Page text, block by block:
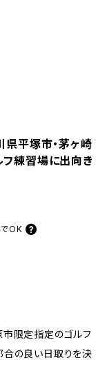
県平塚市・茅ヶ崎
フ練習場に出向き
OK
市限定指定のゴルフ
の良い日取りを決